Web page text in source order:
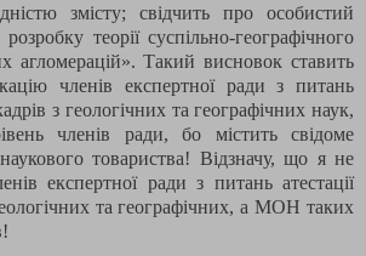
змісту; свідчить про особистий
теорії суспільно-географічного
агломерацій». Такий висновок ставить
членів експертної ради з питань
з геологічних та географічних наук,
членів ради, бо містить свідоме
товариства! Відзначу, що я не
експертної ради з питань атестації
та географічних, а МОН таких